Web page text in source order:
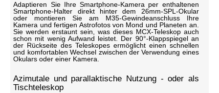
Adaptieren Sie Ihre Smartphone-Kamera per enthaltenen
Smartphone-Halter direkt hinter dem 26mm-SPL-Okular
oder montieren Sie am M35-Gewindeanschluss Ihre
Kamera und fertigen Astrofotos von Mond und Planeten an.
Sie werden erstaunt sein, was dieses MCX-Teleskop auch
schon mit wenig Aufwand leistet. Der 90°-Klappspiegel an
der Rückseite des Teleskopes ermöglicht einen schnellen
und komfortablen Wechsel zwischen der Verwendung eines
Okulars oder einer Kamera.
Azimutale und parallaktische Nutzung - oder als
Tischteleskop